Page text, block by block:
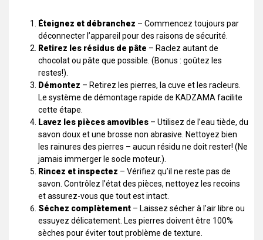
Éteignez et débranchez – Commencez toujours par
déconnecter l’appareil pour des raisons de sécurité.
Retirez les résidus de pâte – Raclez autant de
chocolat ou pâte que possible. (Bonus : goûtez les
restes!).
Démontez – Retirez les pierres, la cuve et les racleurs.
Le système de démontage rapide de KADZAMA facilite
cette étape.
Lavez les pièces amovibles – Utilisez de l’eau tiède, du
savon doux et une brosse non abrasive. Nettoyez bien
les rainures des pierres – aucun résidu ne doit rester! (Ne
jamais immerger le socle moteur.).
Rincez et inspectez – Vérifiez qu’il ne reste pas de
savon. Contrôlez l’état des pièces, nettoyez les recoins
et assurez-vous que tout est intact.
Séchez complètement – Laissez sécher à l’air libre ou
essuyez délicatement. Les pierres doivent être 100%
sèches pour éviter tout problème de texture.